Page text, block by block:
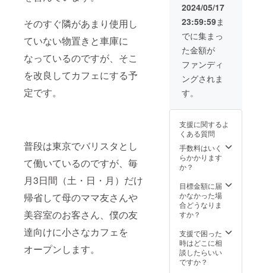
そのすぐ隣があまり使用し
ていない物置きと車庫に
なっているのですが、そこ
を改良してカフェにする予
定です。
普段は東京でバリスタとし
て働いているのですが、毎
月3日間（土・日・月）だけ
帰省して母のママ友さんや
美容室のお客さん、僕の友
達向けに小さなカフェを
オープンします。
支援い
ただき
ありが
とうご
ざいま
す！ ご
来店い
ただい
たの
テアー
供させ
ていた
だきま
すの
で、こ
メール
を来店
時にご
提示下
楽しみ
にお待
ちして
おりま
2024/05/17
23:59:59ま
でに集まっ
た金額が
ファンディ
ングされま
す。
支援に関するよ
くある質問
手数料はいく
らかかります
か？
目標金額に届
かなかった場
合どうなりま
すか？
支援で困った
時はどこに相
談したらいい
ですか？